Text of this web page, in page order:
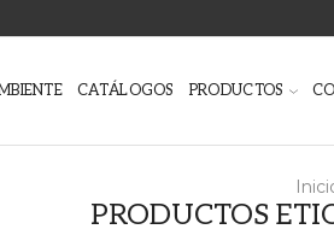
CATÁLOGOS PRODUCTOS
PRODUCTOS